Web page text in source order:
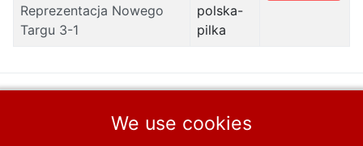
Reprezentacja Nowego
Targu 3-1
polska-
pilka
Start MECZE U-19 1947-1970
1947-1950
We use cookies